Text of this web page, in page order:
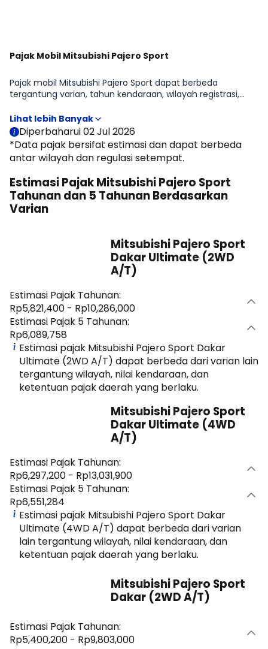
Pajak Mobil Mitsubishi Pajero Sport
Pajak mobil Mitsubishi Pajero Sport dapat berbeda
tergantung varian, tahun kendaraan, wilayah registrasi,
kendaraan. Pada halaman ini, Moladin menyajikan estimasi
pajak tahunan dan pajak 5 tahunan Mitsubishi Pajero Sport
untuk membantu memperkirakan biaya kepemilikan
sebelum membeli mobil.
Diperbaharui 02 Jul 2026
*Data pajak bersifat estimasi dan dapat berbeda
antar wilayah dan regulasi setempat.
Estimasi Pajak Mitsubishi Pajero Sport
Tahunan dan 5 Tahunan Berdasarkan
Varian
Mitsubishi Pajero Sport
Dakar Ultimate (2WD
A/T)
Estimasi Pajak Tahunan:
Rp5,821,400 - Rp10,286,000
Estimasi Pajak 5 Tahunan:
Rp6,089,758
Estimasi pajak Mitsubishi Pajero Sport Dakar
Ultimate (2WD A/T) dapat berbeda dari varian lain
tergantung wilayah, nilai kendaraan, dan
ketentuan pajak daerah yang berlaku.
Mitsubishi Pajero Sport
Dakar Ultimate (4WD
A/T)
Estimasi Pajak Tahunan:
Rp6,297,200 - Rp13,031,900
Estimasi Pajak 5 Tahunan:
Rp6,551,284
Estimasi pajak Mitsubishi Pajero Sport Dakar
Ultimate (4WD A/T) dapat berbeda dari varian
lain tergantung wilayah, nilai kendaraan, dan
ketentuan pajak daerah yang berlaku.
Mitsubishi Pajero Sport
Dakar (2WD A/T)
Estimasi Pajak Tahunan:
Rp5,400,200 - Rp9,803,000